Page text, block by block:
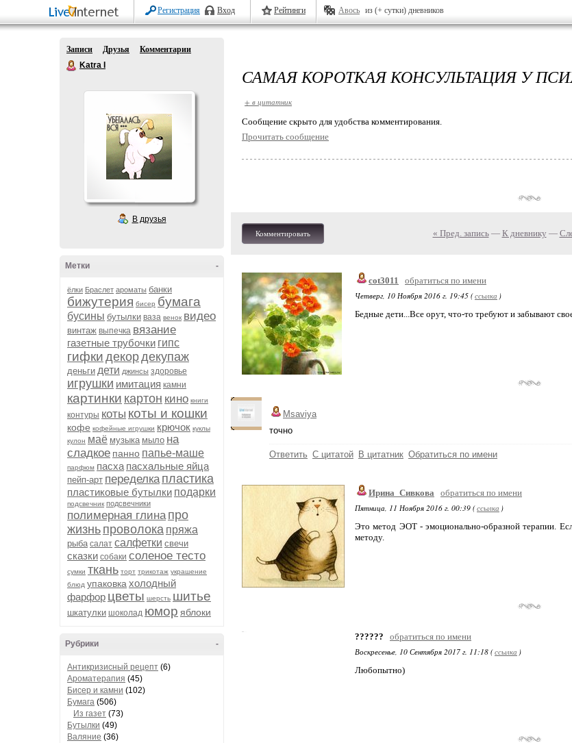
Регистрация Вход Рейтинги Авось из (+ сутки) дневников
Записи Друзья
Комментарии
Katra I
В друзья
-
Метки
ёлки Браслет ароматы банки
бижутерия бисер бумага
бусины бутылки ваза венок видео
винтаж выпечка вязание
газетные трубочки гипс
гифки декордекупаж
деньги дети джинсы здоровье
игрушки имитация камни
картинки картон кино книги
контуры коты коты и кошки
кофе кофейные игрушки крючок куклы
кулон маё музыка мыло на
сладкое панно папье-маше
парфюм пасха пасхальные яйца
пейп-арт переделка пластика
пластиковые бутылки подарки
подсвечник подсвечники
полимерная глина про
жизнь проволока пряжа
рыба салат салфетки свечи
сказки собаки соленое тесто
сумки ткань торт трикотаж украшение
блюд упаковка холодный
фарфор цветы шерсть шитье
шкатулки шоколад юмор яблоки
-
Рубрики
Антикризисный рецепт (6)
Ароматерапия (45)
Бисер и камни (102)
Бумага (506)
Из газет (73)
Бутылки (49)
Валяние (36)
САМАЯ КОРОТКАЯ КОНСУЛЬТАЦИЯ У
+ в цитатник
Cообщение скрыто для удобства комментирования.
Прочитать сообщение
Комментировать « Пред. запись— К дневнику —
cot3011
обратиться по имени
Четверг, 10 Ноября 2016 г. 19:45 (ссылка )
Бедные дети...Все орут, что-то требуют и забывают
Msaviya
точно
Ответить С цитатой В цитатник Обратиться по имени
Ирина_Сивкова
обратиться по имени
Пятница, 11 Ноября 2016 г. 00:39 (ссылка )
Это метод ЭОТ - эмоционально-образной терапии.
методу.
??????
обратиться по имени
Воскресенье, 10 Сентября 2017 г. 11:18 (ссылка )
Любопытно)